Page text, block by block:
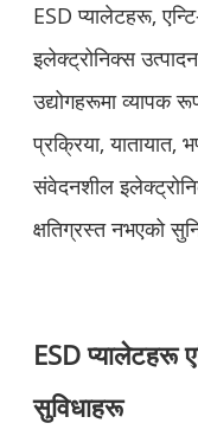
ESD प्यालेटहरू,
इलेक्ट्रोनिक्स
उद्योगहरूमा व्यापक
प्रक्रिया, यातायात,
संवेदनशील
क्षतिग्रस्त नभएको
ESD प्यालेटहरू
सुविधाहरू